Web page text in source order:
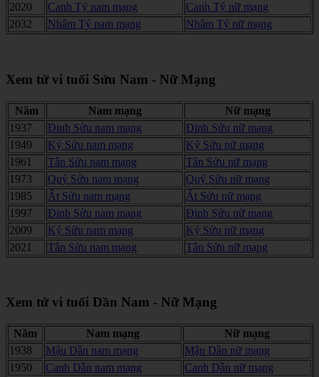
2020
Canh Tý nam mạng
Canh Tý nữ mạng
2032
Nhâm Tý nam mạng Nhâm Tý nữ mạng
Xem tử vi tuổi Sửu Nam - Nữ Mạng
Năm Nam mạng
Nữ mạng
1937
Đinh Sửu nam mạng
Đinh Sửu nữ mạng
1949
Kỷ Sửu nam mạng
Kỷ Sửu nữ mạng
1961
Tân Sửu nam mạng
Tân Sửu nữ mạng
1973
Quý Sửu nam mạng
Quý Sửu nữ mạng
1985
Ất Sửu nam mạng
Ất Sửu nữ mạng
1997
Đinh Sửu nam mạng
Đinh Sửu nữ mạng
2009
Kỷ Sửu nam mạng
Kỷ Sửu nữ mạng
2021
Tân Sửu nam mạng Tân Sửu nữ mạng
Xem tử vi tuổi Dần Nam - Nữ Mạng
Năm Nam mạng
Nữ mạng
1938
Mậu Dần nam mạng
Mậu Dần nữ mạng
1950
Canh Dần nam mạng
Canh Dần nữ mạng